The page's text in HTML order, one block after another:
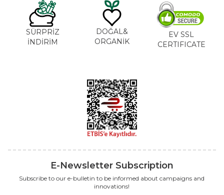
SÜRPRİZ
İNDİRİM
DOĞAL&
ORGANİK
EV SSL
CERTIFICATE
E-Newsletter Subscription
Subscribe to our e-bulletin to be informed about campaigns and
innovations!